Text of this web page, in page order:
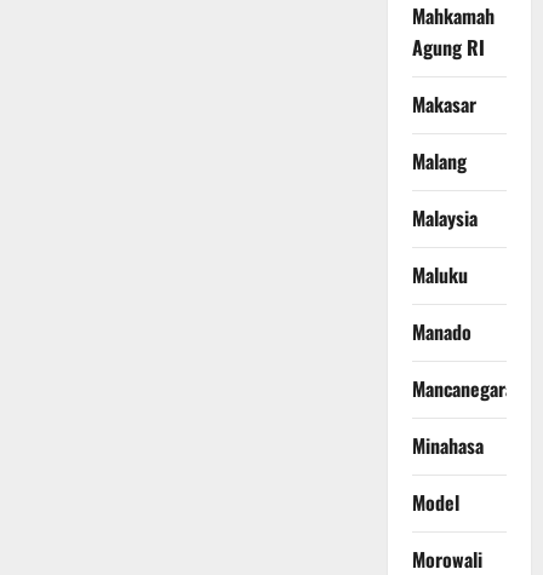
Mahkamah
Agung RI
Makasar
Malang
Malaysia
Maluku
Manado
Mancanegara
Minahasa
Model
Morowali